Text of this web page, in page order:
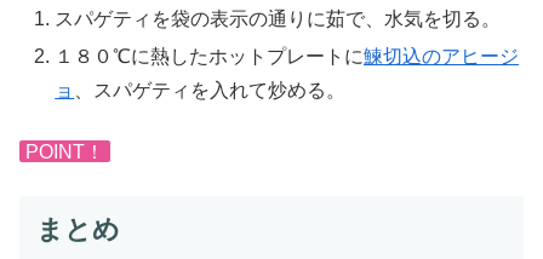
スパゲティを袋の表示の通りに茹で、水気を切る。
１８０℃に熱したホットプレートに鰊切込のアヒージ
ョ
、スパゲティを入れて炒める。
POINT！
まとめ